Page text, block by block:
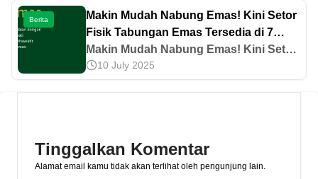
Berita
Makin Mudah Nabung Emas! Kini Setor
Fisik Tabungan Emas Tersedia di 7
Cabang Pegadaian Wilayah IX
Makin Mudah Nabung Emas! Kini Setor
Fisik Tabungan Emas Tersedia di 7
Cabang Pegadaian Wilayah IX
10 July 2025
Tinggalkan Komentar
Alamat email kamu tidak akan terlihat oleh pengunjung lain.